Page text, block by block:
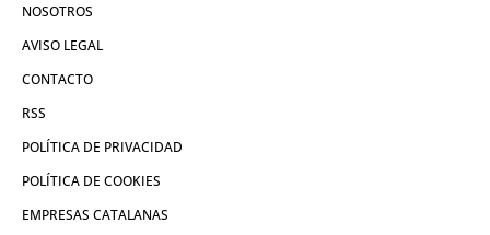
NOSOTROS
AVISO LEGAL
CONTACTO
RSS
POLÍTICA DE PRIVACIDAD
POLÍTICA DE COOKIES
EMPRESAS CATALANAS